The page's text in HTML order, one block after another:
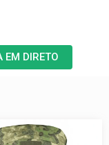
EM DIRETO